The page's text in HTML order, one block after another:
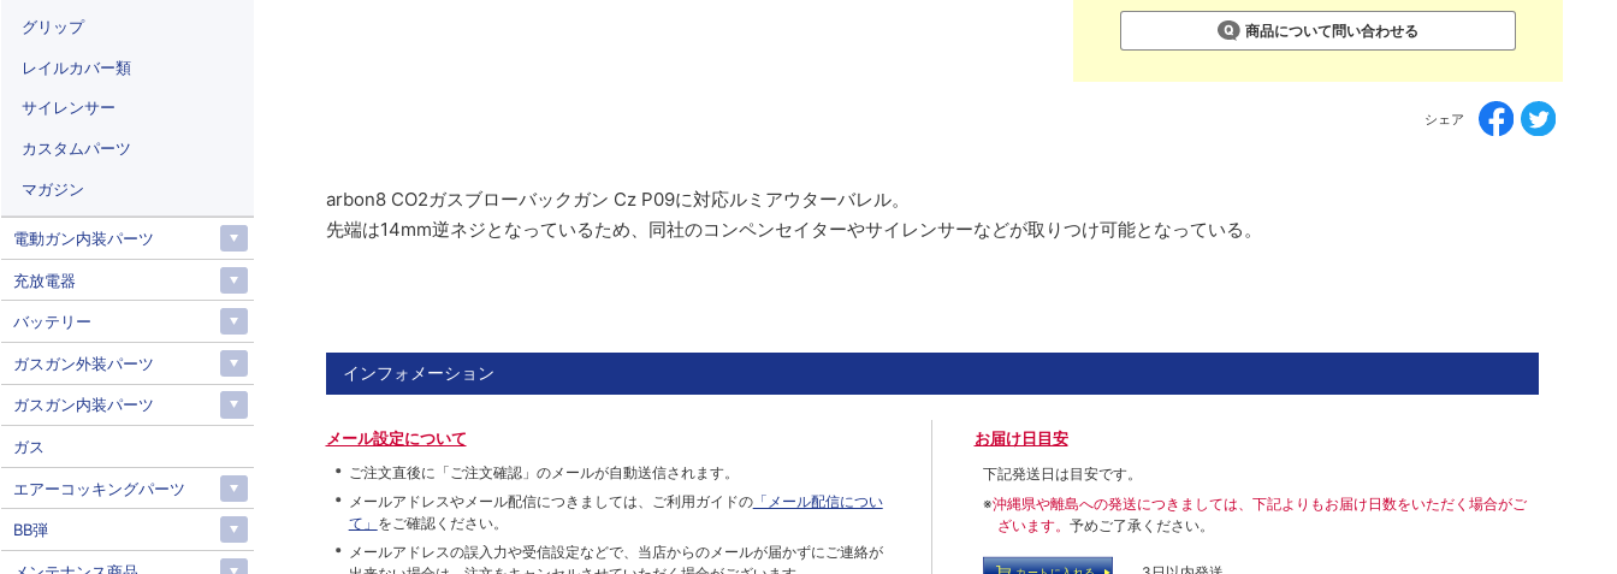
商品について問い合わせる
シェア
arbon8 CO2ガスブローバックガン Cz P09に対応ルミアウターバレル。
先端は14mm逆ネジとなっているため、同社のコンペンセイターやサイレンサーなどが取りつけ可能となっている。
インフォメーション
メール設定について
ご注文直後に「ご注文確認」のメールが自動送信されます。
メールアドレスやメール配信につきましては、ご利用ガイドの「メール配信につい
て」 をご確認ください。
メールアドレスの誤入力や受信設定などで、当店からのメールが届かずにご連絡が
お届け日目安
下記発送日は目安です。
※沖縄県や離島への発送につきましては、下記よりもお届け日数をいただく場合がご
ざいます。 予めご了承ください。
グリップ
レイルカバー類
サイレンサー
カスタムパーツ
マガジン
電動ガン内装パーツ
充放電器
バッテリー
ガスガン外装パーツ
ガスガン内装パーツ
ガス
エアーコッキングパーツ
BB弾